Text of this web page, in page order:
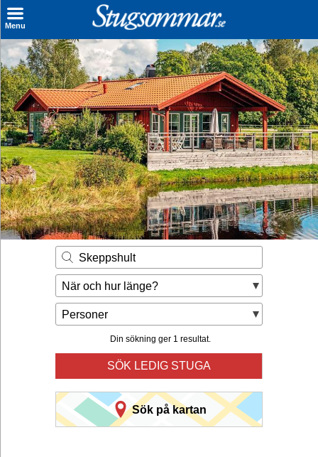
Menu
Sök stuga
Sista Minuten
Genvägar
Inspiration
Kontakt
Husägare
Se hur mycket du kan tjäna
Räkna ut din
hyresintäkt
Skeppshult
När och hur länge?
Personer
Din sökning ger 1 resultat.
SÖK LEDIG STUGA
Sök på kartan